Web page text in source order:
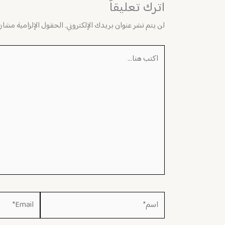
اترك تعليقاً
لن يتم نشر عنوان بريدك الإلكتروني.الحقول الإلزامية مشار
اكتب
اسم* Email*